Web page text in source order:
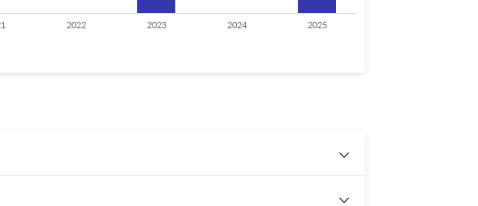
2022 2023 2024 2025